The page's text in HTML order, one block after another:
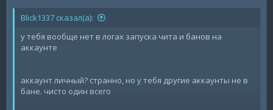
Blick1337 сказал(а):
у тебя вообще нет в логах запуска чита и банов на
аккаунте
аккаунт личный? странно, но у тебя другие аккаунты не в
бане. чисто один всего